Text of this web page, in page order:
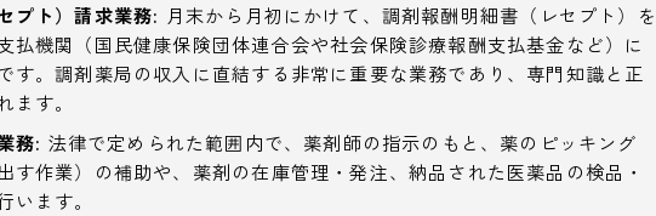
プト）請求業務: 月末から月初にかけて、調剤報酬明細書（レセプト）を
払機関（国民健康保険団体連合会や社会保険診療報酬支払基金など）に
す。調剤薬局の収入に直結する非常に重要な業務であり、専門知識と正
ます。
務: 法律で定められた範囲内で、薬剤師の指示のもと、薬のピッキング
す作業）の補助や、薬剤の在庫管理・発注、納品された医薬品の検品・
います。